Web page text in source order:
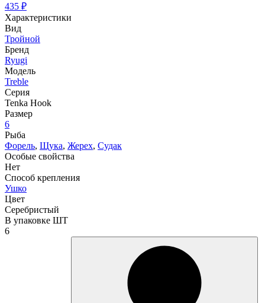
435 ₽
Характеристики
Вид
Тройной
Бренд
Ryugi
Модель
Treble
Серия
Tenka Hook
Размер
6
Рыба
Форель, Щука, Жерех, Судак
Особые свойства
Нет
Способ крепления
Ушко
Цвет
Серебристый
В упаковке ШТ
6